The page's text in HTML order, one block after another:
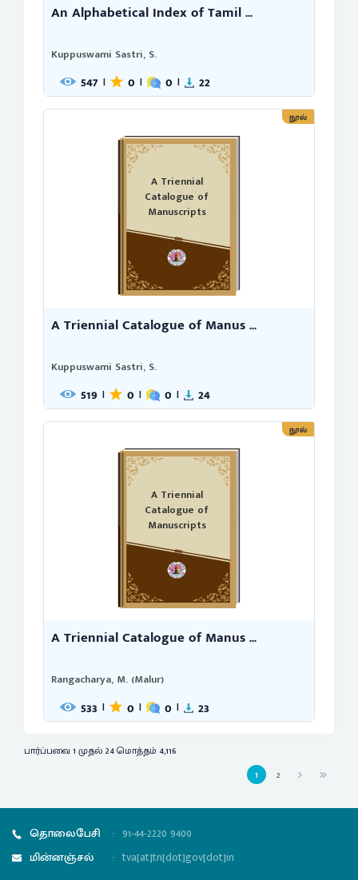
An Alphabetical Index of Tamil ...
Kuppuswami Sastri, S.
547 | 0 | 0 | 22
நூல்
A Triennial
Catalogue of
Manuscripts
A Triennial Catalogue of Manus ...
Kuppuswami Sastri, S.
519 | 0 | 0 | 24
நூல்
A Triennial
Catalogue of
Manuscripts
A Triennial Catalogue of Manus ...
Rangacharya, M. (Malur)
533 | 0 | 0 | 23
பார்ப்பவை 1 முதல் 24 மொத்தம் 4,116
1
2
தொலைபேசி : 91-44-2220 9400
மின்னஞ்சல்
: tva[at]tn[dot]gov[dot]in